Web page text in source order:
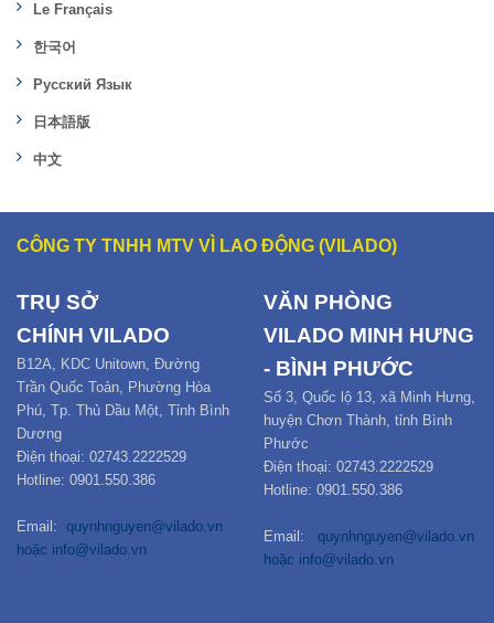
Le Français
한국어
Русский Язык
日本語版
中文
CÔNG TY TNHH MTV VÌ LAO ĐỘNG (VILADO)
TRỤ SỞ
CHÍNH VILADO
B12A, KDC Unitown, Đường
Trần Quốc Toản, Phường Hòa
Phú, Tp. Thủ Dầu Một, Tỉnh Bình
Dương
Điện thoại: 02743.2222529
Hotline: 0901.550.386
Email: quynhnguyen@vilado.vn
hoặc info@vilado.vn
VĂN PHÒNG
VILADO MINH HƯNG
- BÌNH PHƯỚC
Số 3, Quốc lộ 13, xã Minh Hưng,
huyện Chơn Thành, tỉnh Bình
Phước
Điện thoại: 02743.2222529
Hotline: 0901.550.386
Email:
quynhnguyen@vilado.vn
hoặc info@vilado.vn